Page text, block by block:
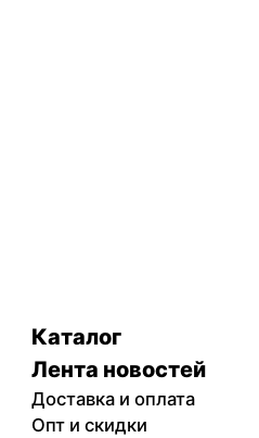
Каталог
Лента новостей
Доставка и оплата
Опт и скидки